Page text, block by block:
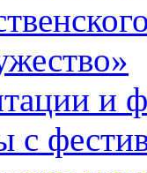
и
с